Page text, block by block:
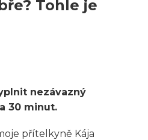
Tohle je
nezávazný
30 minut.
přítelkyně Kája